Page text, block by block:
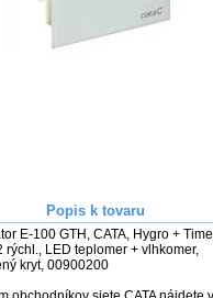
Popis k tovaru
E-100 GTH, CATA, Hygro +
rýchl., LED teplomer + vlhkomer,
kryt, 00900200